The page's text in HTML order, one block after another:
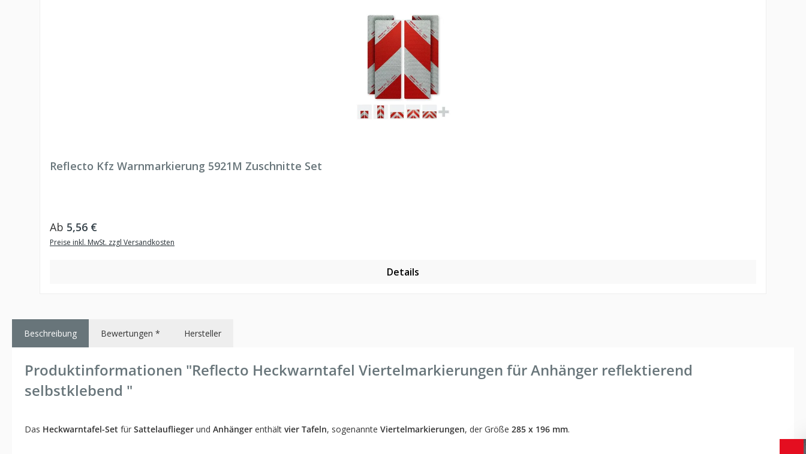
Reflecto Kfz Warnmarkierung 5921M Zuschnitte Set
Regulärer Preis:
Ab 5,56 €
Preise inkl. MwSt. zzgl Versandkosten
Details
Beschreibung Bewertungen * Hersteller
Produktinformationen "Reflecto Heckwarntafel Viertelmarkierungen für Anhänger reflektierend
selbstklebend "
Das Heckwarntafel-Set für Sattelauflieger und Anhänger enthält vier Tafeln, sogenannte Viertelmarkierungen, der Größe 285 x 196 mm.